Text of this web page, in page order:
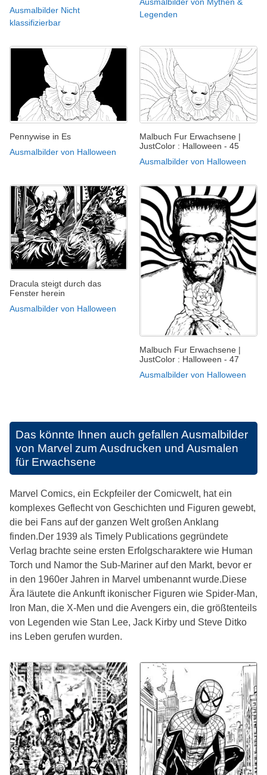
Ausmalbilder Nicht
klassifizierbar
Legenden
Pennywise in Es
Ausmalbilder von Halloween
Malbuch Fur Erwachsene |
JustColor : Halloween - 45
Ausmalbilder von Halloween
Dracula steigt durch das
Fenster herein
Ausmalbilder von Halloween
Malbuch Fur Erwachsene |
JustColor : Halloween - 47
Ausmalbilder von Halloween
Das könnte Ihnen auch gefallen Ausmalbilder
von Marvel zum Ausdrucken und Ausmalen
für Erwachsene
Marvel Comics, ein Eckpfeiler der Comicwelt, hat ein
komplexes Geflecht von Geschichten und Figuren gewebt,
die bei Fans auf der ganzen Welt großen Anklang
finden.Der 1939 als Timely Publications gegründete
Verlag brachte seine ersten Erfolgscharaktere wie Human
Torch und Namor the Sub-Mariner auf den Markt, bevor er
in den 1960er Jahren in Marvel umbenannt wurde.Diese
Ära läutete die Ankunft ikonischer Figuren wie Spider-Man,
Iron Man, die X-Men und die Avengers ein, die größtenteils
von Legenden wie Stan Lee, Jack Kirby und Steve Ditko
ins Leben gerufen wurden.